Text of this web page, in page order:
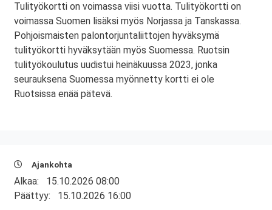
Tulityökortti on voimassa viisi vuotta. Tulityökortti on
voimassa Suomen lisäksi myös Norjassa ja Tanskassa.
Pohjoismaisten palontorjuntaliittojen hyväksymä
tulityökortti hyväksytään myös Suomessa. Ruotsin
tulityökoulutus uudistui heinäkuussa 2023, jonka
seurauksena Suomessa myönnetty kortti ei ole
Ruotsissa enää pätevä.
Ajankohta
Alkaa: 15.10.2026 08:00
Päättyy: 15.10.2026 16:00